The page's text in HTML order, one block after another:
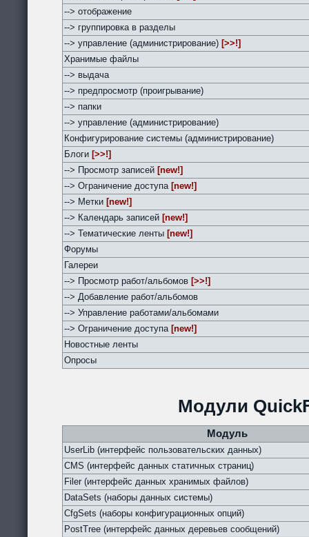
--> отображение
--> группировка в разделы
--> управление (администрирование) [>>!]
Хранимые файлы
--> выдача
--> предпросмотр (проигрывание)
--> папки
--> управление (администрирование)
Конфигурирование системы (администрирование)
Блоги [>>!]
--> Просмотр записей [new!]
--> Ограничение доступа [new!]
--> Метки [new!]
--> Календарь записей [new!]
--> Тематические ленты [new!]
Форумы
Галереи
--> Просмотр работ/альбомов [>>!]
--> Добавление работ/альбомов
--> Управление работами/альбомами
--> Ограничение доступа [new!]
Новостные ленты
Опросы
Модули
Модуль
UserLib (интерфейс пользовательских данных)
CMS (интерфейс данных статичных страниц)
Filer (интерфейс данных хранимых файлов)
DataSets (наборы данных системы)
CfgSets (наборы конфигурационных опций)
PostTree (интерфейс данных деревьев сообщений)